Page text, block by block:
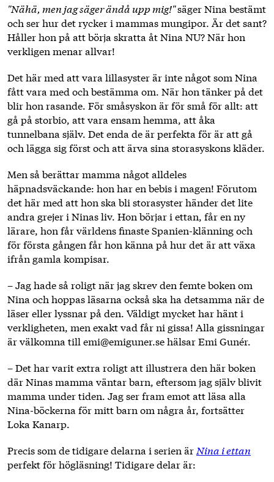
"Nähä, men jag säger ändå upp mig!"säger Nina bestämt
och ser hur det rycker i mammas mungipor. Är det sant?
Håller hon på att börja skratta åt Nina NU? När hon
verkligen menar allvar!
Det här med att vara lillasyster är inte något som Nina
fått vara med och bestämma om. När hon tänker på det
blir hon rasande. För småsyskon är för små för allt: att
gå på storbio, att vara ensam hemma, att åka
tunnelbana själv. Det enda de är perfekta för är att gå
och lägga sig först och att ärva sina storasyskons kläder.
Men så berättar mamma något alldeles
häpnadsväckande: hon har en bebis i magen! Förutom
det här med att hon ska bli storasyster händer det lite
andra grejer i Ninas liv. Hon börjar i ettan, får en ny
lärare, hon får världens finaste Spanien-klänning och
för första gången får hon känna på hur det är att växa
ifrån gamla kompisar.
– Jag hade så roligt när jag skrev den femte boken om
Nina och hoppas läsarna också ska ha detsamma när de
läser eller lyssnar på den. Väldigt mycket har hänt i
verkligheten, men exakt vad får ni gissa! Alla gissningar
är välkomna till emi@emiguner.se hälsar Emi Gunér.
– Det har varit extra roligt att illustrera den här boken
där Ninas mamma väntar barn, eftersom jag själv blivit
mamma under tiden. Jag ser fram emot att läsa alla
Nina-böckerna för mitt barn om några år, fortsätter
Loka Kanarp.
Precis som de tidigare delarna i serien är Nina i ettan
perfekt för högläsning! Tidigare delar är: